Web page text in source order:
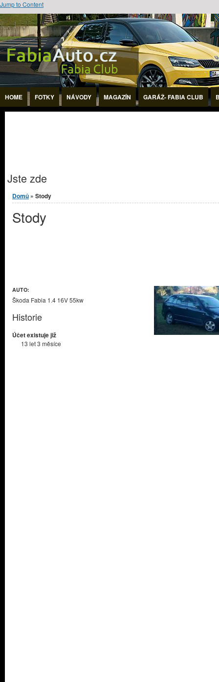
Jump to Content
HOME FOTKY NÁVODY MAGAZÍN GARÁŽ- FABIA CLUB
Jste zde
Domů » Stody
Stody
AUTO:
Škoda Fabia 1.4 16V 55kw
Historie
Účet existuje již
13 let 3 měsíce